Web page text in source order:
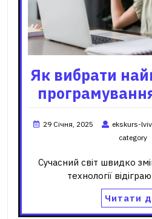
Як вибрати
29 Січня, 2025 ekskurs-lviv
category
Сучасний світ швидко
технології
Читати